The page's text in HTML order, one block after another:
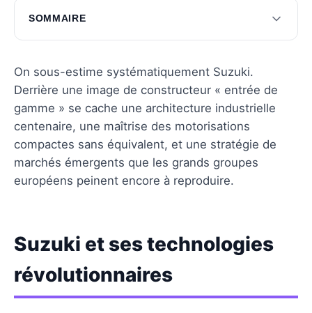
SOMMAIRE
Suzuki et ses technologies révolutionnaires
L'impact de Suzuki sur l'industrie automobile
Questions fréquentes
On sous-estime systématiquement Suzuki.
Derrière une image de constructeur « entrée de
gamme » se cache une architecture industrielle
centenaire, une maîtrise des motorisations
compactes sans équivalent, et une stratégie de
marchés émergents que les grands groupes
européens peinent encore à reproduire.
Suzuki et ses technologies
révolutionnaires